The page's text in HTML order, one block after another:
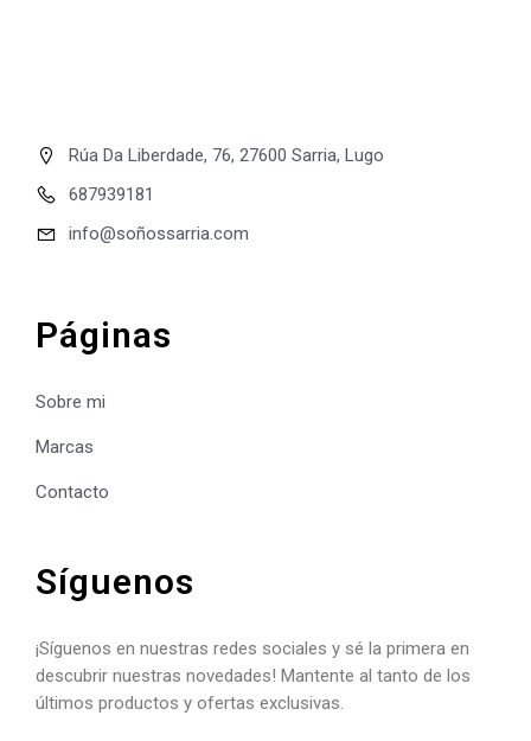
Rúa Da Liberdade, 76, 27600 Sarria, Lugo
687939181
info@soñossarria.com
Páginas
Sobre mi
Marcas
Contacto
Síguenos
¡Síguenos en nuestras redes sociales y sé la primera en
descubrir nuestras novedades! Mantente al tanto de los
últimos productos y ofertas exclusivas.